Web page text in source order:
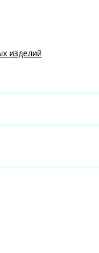
изделий